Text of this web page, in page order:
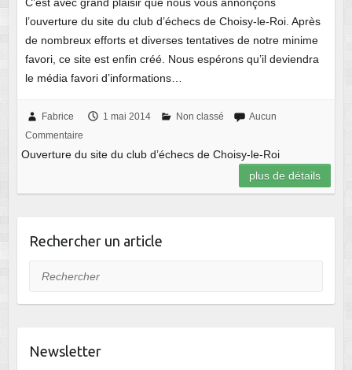
l’ouverture du site du club d’échecs de Choisy-le-Roi. Après
de nombreux efforts et diverses tentatives de notre minime
favori, ce site est enfin créé. Nous espérons qu’il deviendra
le média favori d’informations…
Fabrice 1 mai 2014 Non classé
Aucun
Commentaire
Ouverture du site du club d’échecs de Choisy-le-Roi
plus de détails
Rechercher un article
Rechercher
Newsletter